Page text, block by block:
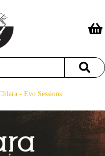
- Evo Sessions